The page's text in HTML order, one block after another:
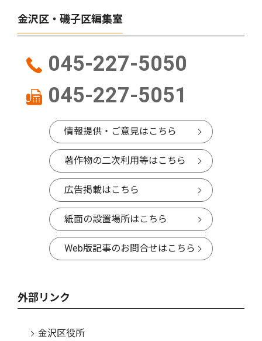
金沢区・磯子区編集室
045-227-5050
045-227-5051
情報提供・ご意見はこちら
著作物の二次利用等はこちら
広告掲載はこちら
紙面の設置場所はこちら
Web版記事のお問合せはこちら
外部リンク
金沢区役所